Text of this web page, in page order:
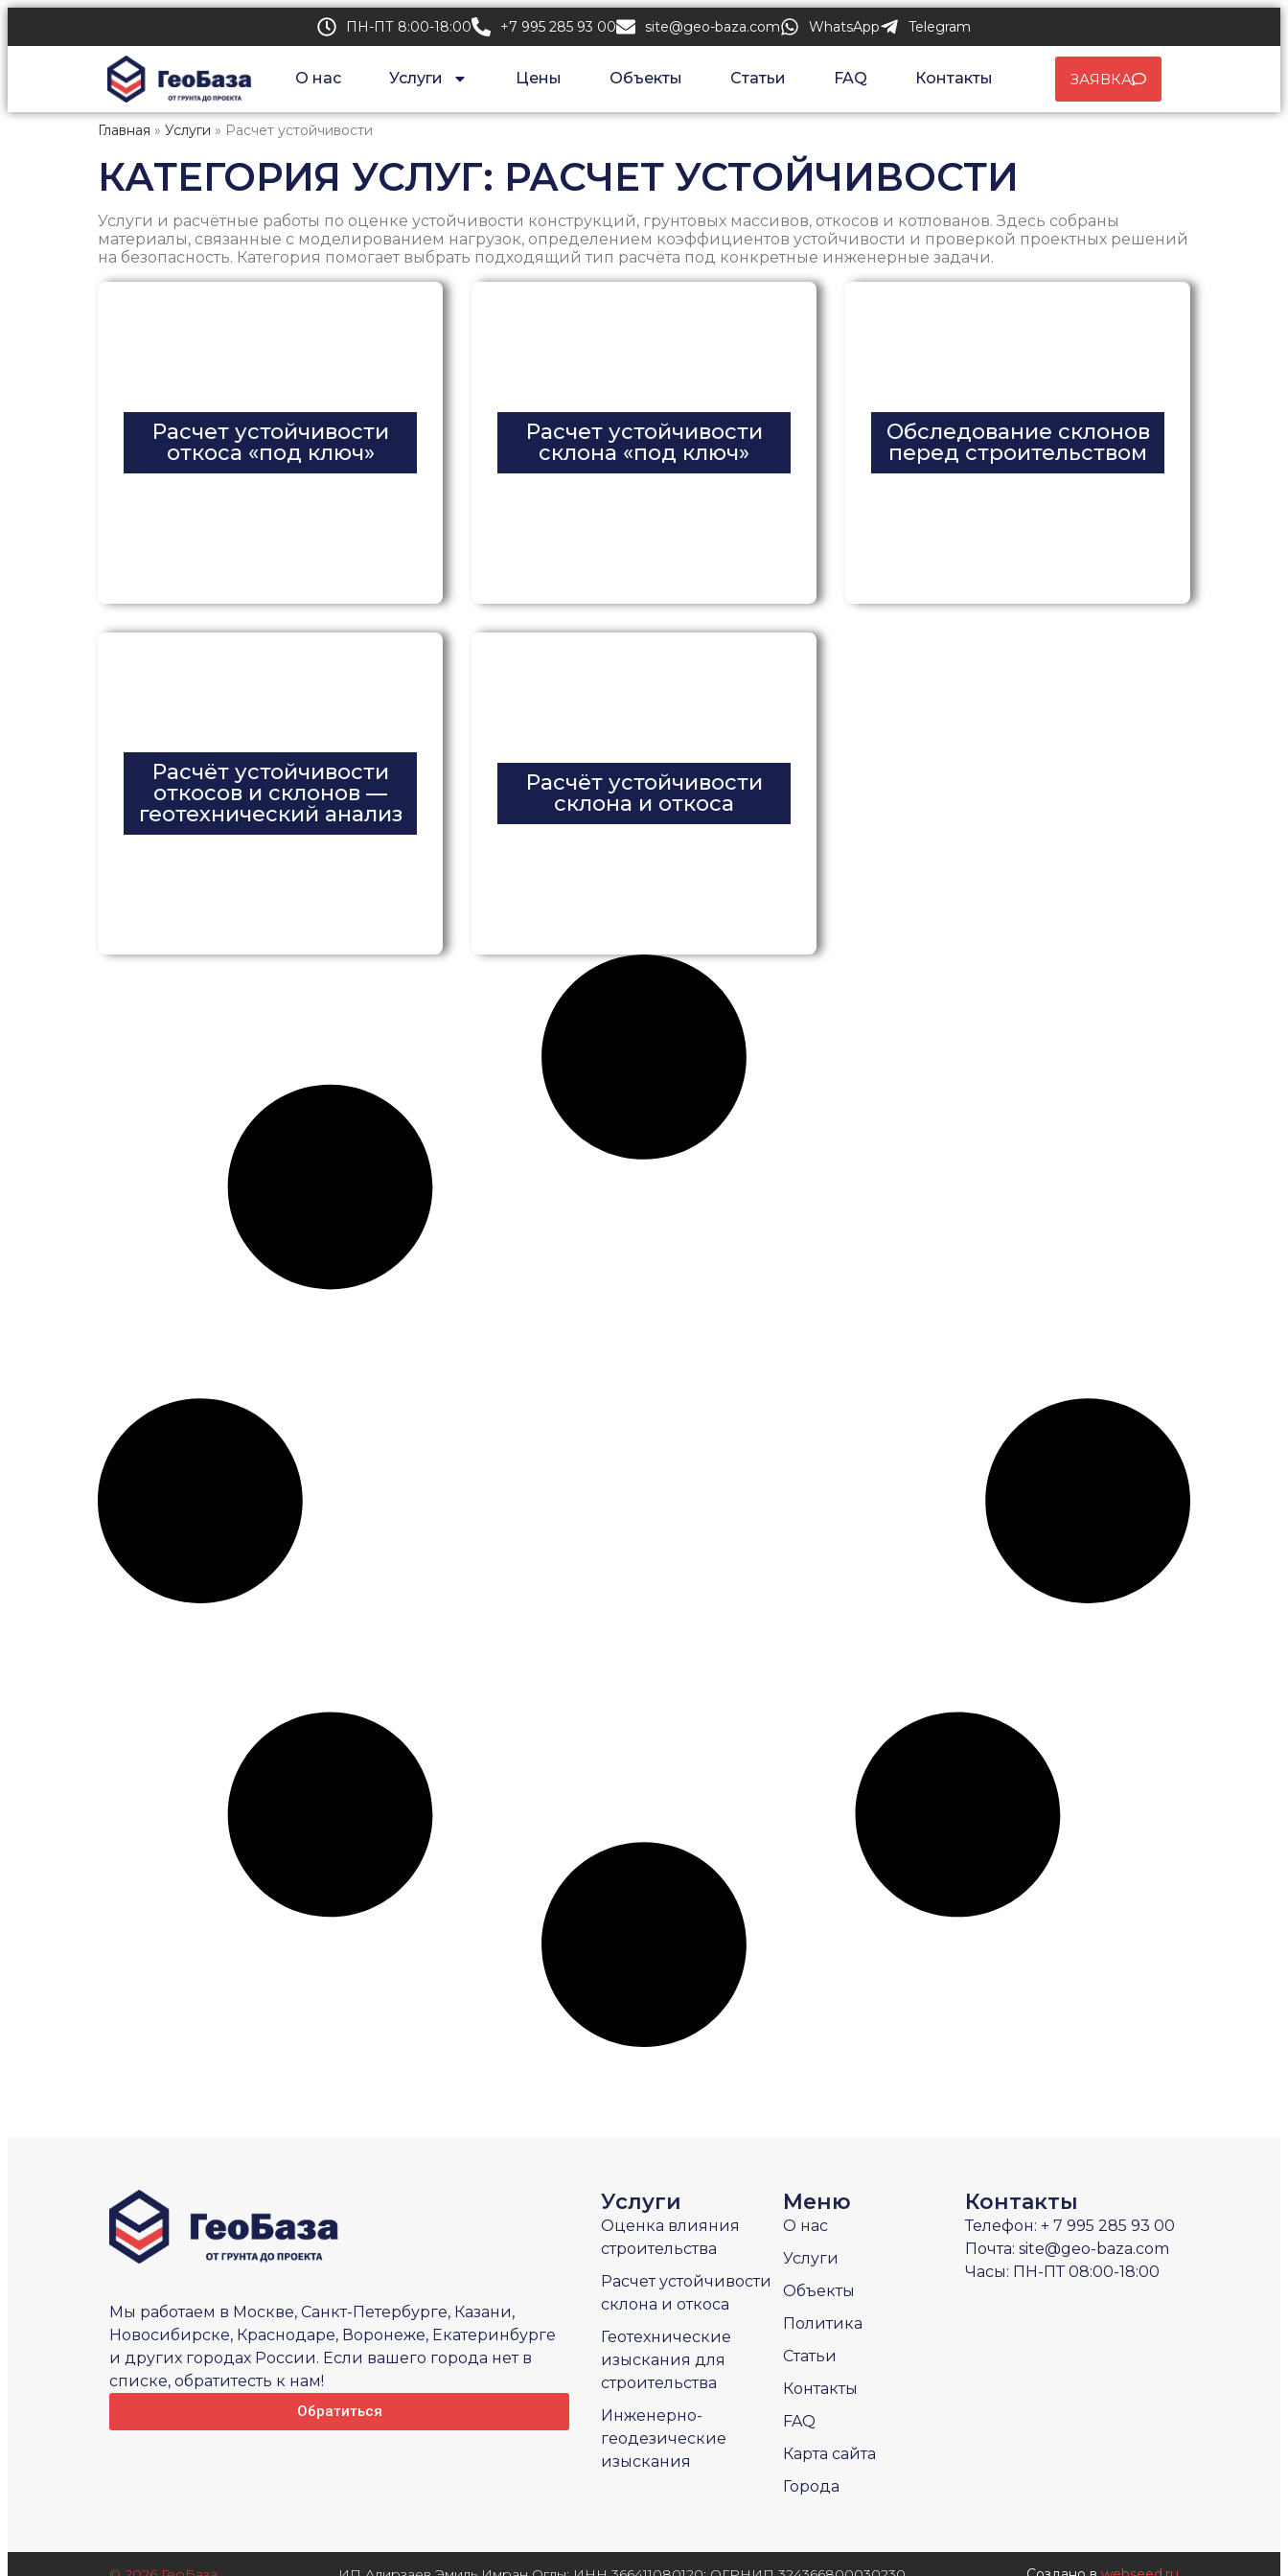
ПН-ПТ 8:00-18:00 +7 995 285 93 00 site@geo-baza.com WhatsApp Telegram
О нас Услуги Цены Объекты Статьи FAQ Контакты ЗАЯВКА
Главная » Услуги » Расчет устойчивости
КАТЕГОРИЯ УСЛУГ: РАСЧЕТ УСТОЙЧИВОСТИ
Услуги и расчётные работы по оценке устойчивости конструкций, грунтовых массивов, откосов и котлованов. Здесь собраны
материалы, связанные с моделированием нагрузок, определением коэффициентов устойчивости и проверкой проектных решений
на безопасность. Категория помогает выбрать подходящий тип расчёта под конкретные инженерные задачи.
Расчет устойчивости
откоса «под ключ»
Расчет устойчивости
склона «под ключ»
Обследование склонов
перед строительством
Расчёт устойчивости
откосов и склонов —
геотехнический анализ
Расчёт устойчивости
склона и откоса
Мы работаем в Москве, Санкт-Петербурге, Казани,
Новосибирске, Краснодаре, Воронеже, Екатеринбурге
и других городах России. Если вашего города нет в
списке, обратитесть к нам!
Обратиться
Услуги
Оценка влияния
строительства
Расчет устойчивости
склона и откоса
Геотехнические
изыскания для
строительства
Инженерно-
геодезические
изыскания
Меню
О нас
Услуги
Объекты
Политика
Статьи
Контакты
FAQ
Карта сайта
Города
Контакты
Телефон: + 7 995 285 93 00
Почта: site@geo-baza.com
Часы: ПН-ПТ 08:00-18:00